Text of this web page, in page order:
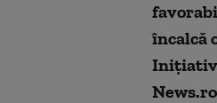
încalcă